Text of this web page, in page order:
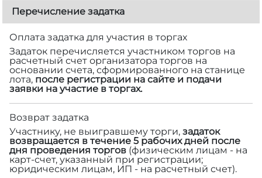
Перечисление задатка
Оплата задатка для участия в торгах
Задаток перечисляется участником торгов на
расчетный счет организатора торгов на
основании счета, сформированного на станице
лота, после регистрации на сайте и подачи
заявки на участие в торгах.
Возврат задатка
Участнику, не выигравшему торги, задаток
возвращается в течение 5 рабочих дней после
дня проведения торгов (физическим лицам - на
карт-счет, указанный при регистрации;
юридическим лицам, ИП - на расчетный счет).